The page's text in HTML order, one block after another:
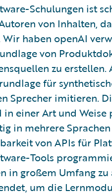
Schulungen ist
von Inhalten,
haben openAI
von
zu erstellen.
für
Sprecher imitieren.
in einer Art und
in mehrere
von APIs für
Tools
in großem Umfang
um die